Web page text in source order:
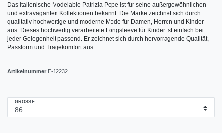
Das italienische Modelable Patrizia Pepe ist für seine außergewöhnlichen
und extravaganten Kollektionen bekannt. Die Marke zeichnet sich durch
qualitativ hochwertige und moderne Mode für Damen, Herren und Kinder
aus. Dieses hochwertig verarbeitete Longsleeve für Kinder ist einfach bei
jeder Gelegenheit passend. Er zeichnet sich durch hervorragende Qualität,
Passform und Tragekomfort aus.
Artikelnummer E-12232
GRÖSSE